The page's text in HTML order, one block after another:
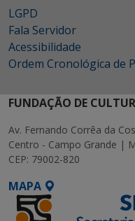
LGPD
Fala Servidor
Acessibilidade
Ordem Cronológica de
FUNDAÇÃO DE
Av. Fernando Corrêa da
Centro - Campo Grande |
CEP: 79002-820
MAPA